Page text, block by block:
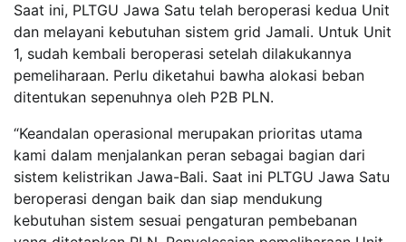
Saat ini, PLTGU Jawa Satu telah beroperasi kedua Unit
dan melayani kebutuhan sistem grid Jamali. Untuk Unit
1, sudah kembali beroperasi setelah dilakukannya
pemeliharaan. Perlu diketahui bawha alokasi beban
ditentukan sepenuhnya oleh P2B PLN.
“Keandalan operasional merupakan prioritas utama
kami dalam menjalankan peran sebagai bagian dari
sistem kelistrikan Jawa-Bali. Saat ini PLTGU Jawa Satu
beroperasi dengan baik dan siap mendukung
kebutuhan sistem sesuai pengaturan pembebanan